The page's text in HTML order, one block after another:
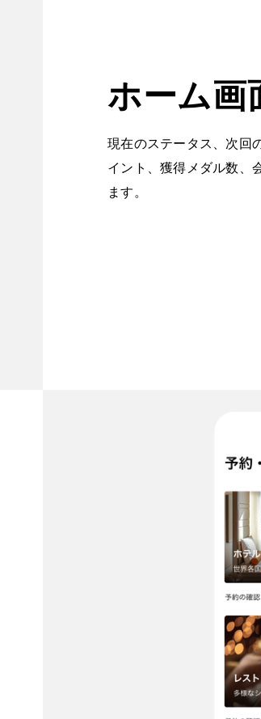
ホーム画
現在のステータス、次回
イント、獲得メダル数、
ます。